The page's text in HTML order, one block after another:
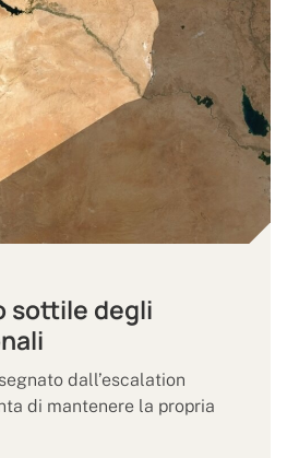
sottile degli
dall’escalation
di mantenere la propria